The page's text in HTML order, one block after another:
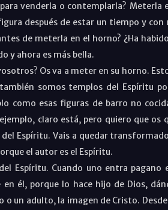
venderla o contemplarla? Meterla
después de estar un tiempo y con
de meterla en el horno? ¿Ha
y ahora es más bella.
Os va a meter en su horno.
somos templos del Espíritu
como esas figuras de barro no
claro está, pero quiero que os
Espíritu. Vais a quedar
el autor es el Espíritu.
Espíritu. Cuando uno entra
él, porque lo hace hijo de Dios,
o un adulto, la imagen de Cristo.